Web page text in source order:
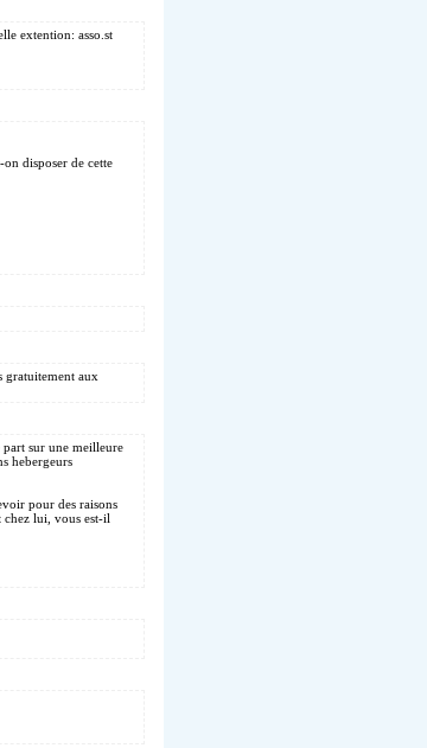
extention: asso.st
disposer de cette
gratuitement aux
part sur une meilleure
hebergeurs
pour des raisons
chez lui, vous est-il